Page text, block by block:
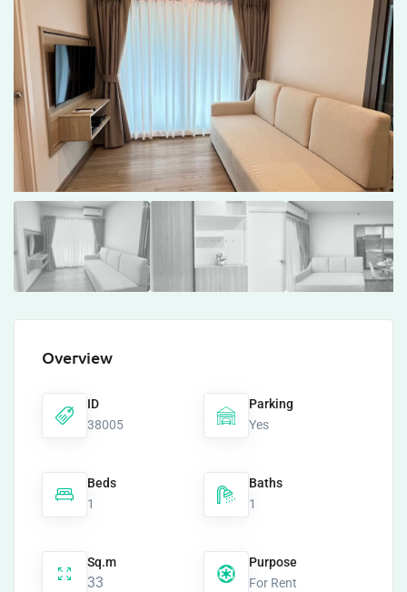
Overview
ID
38005
Parking
Yes
Beds
1
Baths
1
Sq.m
33
Purpose
For Rent